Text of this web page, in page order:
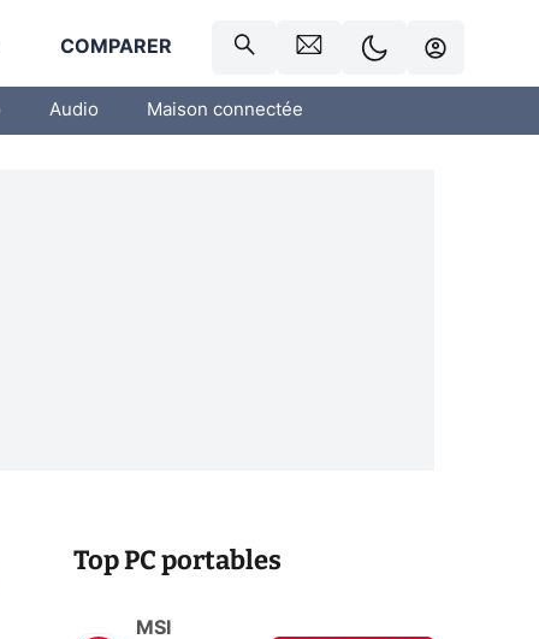
COMPARER
Audio Maison connectée
Top PC portables
MSI